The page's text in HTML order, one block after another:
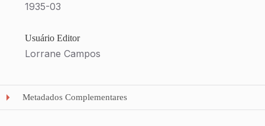
1935-03
Usuário Editor
Lorrane Campos
Metadados Complementares